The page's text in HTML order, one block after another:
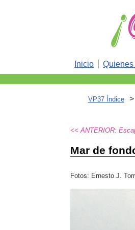
Inicio
VP37 Índice >
<< ANTERIOR:
Mar de
Fotos: Ernesto J.